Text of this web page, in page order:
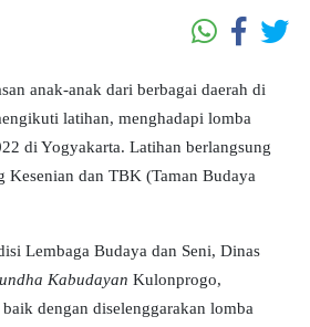
anak-anak dari berbagai daerah di
latihan, menghadapi lomba
di Yogyakarta. Latihan berlangsung
Kesenian dan TBK (Taman Budaya
Lembaga Budaya dan Seni, Dinas
Kabudayan Kulonprogo,
dengan diselenggarakan lomba